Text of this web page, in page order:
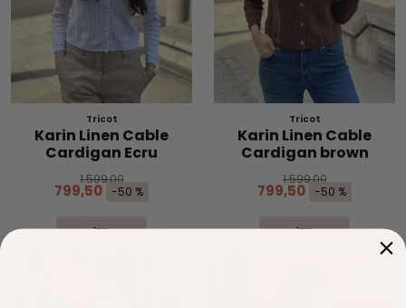
Tricot
Karin Linen Cable
Cardigan Ecru
1.599,00
799,50 -50 %
Tricot
Karin Linen Cable
Cardigan brown
1.599,00
799,50 -50 %